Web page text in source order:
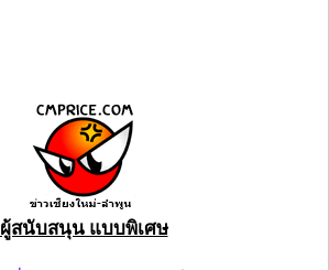
ผู้สนับสนุน แบบพิเศษ